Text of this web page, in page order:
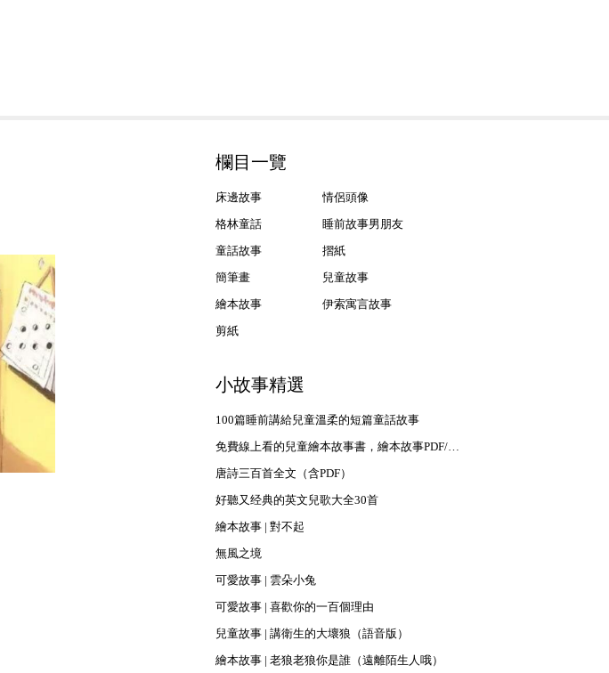
欄目一覽
床邊故事
情侶頭像
格林童話
睡前故事男朋友
童話故事
摺紙
簡筆畫
兒童故事
繪本故事
伊索寓言故事
剪紙
小故事精選
100篇睡前講給兒童溫柔的短篇童話故事
免費線上看的兒童繪本故事書，繪本故事PDF/PPT下載
唐詩三百首全文（含PDF）
好聽又经典的英文兒歌大全30首
繪本故事 | 對不起
無風之境
可愛故事 | 雲朵小兔
可愛故事 | 喜歡你的一百個理由
兒童故事 | 講衛生的大壞狼（語音版）
繪本故事 | 老狼老狼你是誰（遠離陌生人哦）